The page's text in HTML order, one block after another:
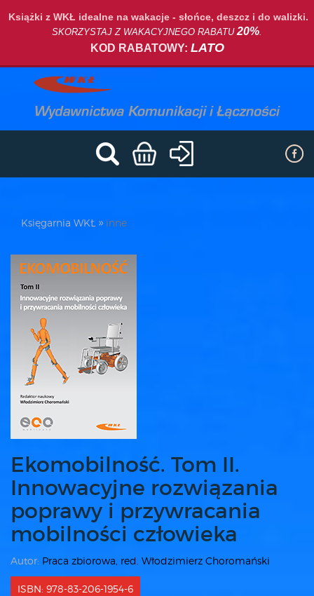
Książki z WKŁ idealne na wakacje - słońce, deszcz i do walizki.
SKORZYSTAJ Z WAKACYJNEGO RABATU20%.
KOD RABATOWY: LATO
Księgarnia WKŁ inne
Ekomobilność. Tom II.
Innowacyjne rozwiązania
poprawy i przywracania
mobilności człowieka
Autor: Praca zbiorowa, red. Włodzimierz Choromański
ISBN: 978-83-206-1954-6